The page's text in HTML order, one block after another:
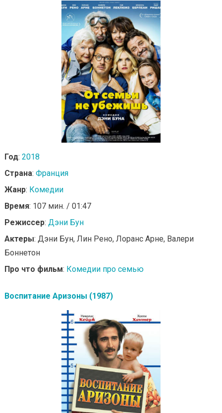
Год: 2018
Страна: Франция
Жанр: Комедии
Время: 107 мин. / 01:47
Режиссер: Дэни Бун
Актеры: Дэни Бун, Лин Рено, Лоранс Арне, Валери
Боннетон
Про что фильм: Комедии про семью
Воспитание Аризоны (1987)